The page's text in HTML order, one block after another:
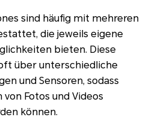
sind häufig mit mehreren
die jeweils eigene
bieten. Diese
über unterschiedliche
und Sensoren, sodass
Fotos und Videos
können.